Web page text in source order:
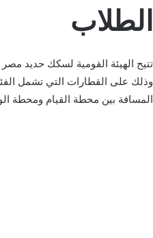
الطلاب
وذلك على القطارات التي تشمل
المسافة بين محطة القيام ومحطة الوصول،